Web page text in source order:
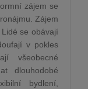
zájem se
Zájem
se obávají
v pokles
všeobecné
dlouhodobé
bydlení,